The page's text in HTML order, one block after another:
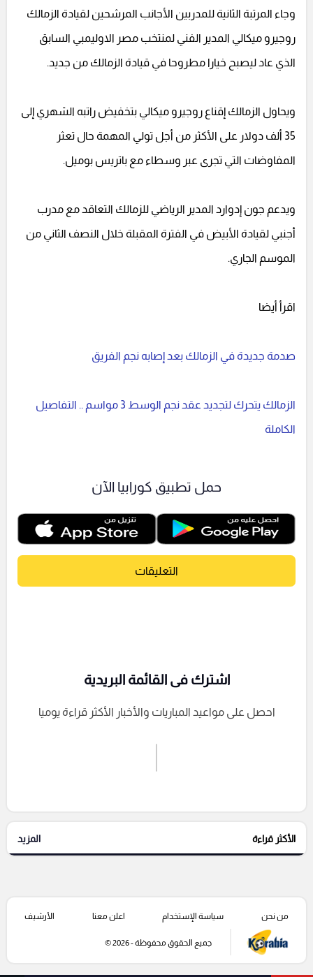
وجاء المرتبة الثانية للمدربين الأجانب المرشحين لقيادة الزمالك
روجيرو ميكالي المدير الفني لمنتخب مصر الاوليمبي السابق
الذي عاد ليصبح خيارا مطروحا في قيادة الزمالك من جديد.
ويحاول الزمالك إقناع روجيرو ميكالي بتخفيض راتبه الشهري إلى
35 ألف دولار على الأكثر من أجل تولي المهمة حال تعثر
المفاوضات التي تجرى عبر وسطاء مع باتريس بوميل.
ويدعم جون إدوارد المدير الرياضي للزمالك التعاقد مع مدرب
أجنبي لقيادة الأبيض في الفترة المقبلة خلال النصف الثاني من
الموسم الجاري.
اقرأ أيضا
صدمة جديدة في الزمالك بعد إصابه نجم الفريق
الزمالك يتحرك لتجديد عقد نجم الوسط 3 مواسم .. التفاصيل
الكاملة
حمل تطبيق كورابيا الآن
التعليقات
إرسال تعليق
التعليقات السابقة
اشترك فى القائمة البريدية
احصل على مواعيد المباريات والأخبار الأكثر قراءة يوميا
الأكثر قراءة المزيد
من نحن سياسة الإستخدام اعلن معنا الأرشيف
جميع الحقوق محفوظة - 2026 ©